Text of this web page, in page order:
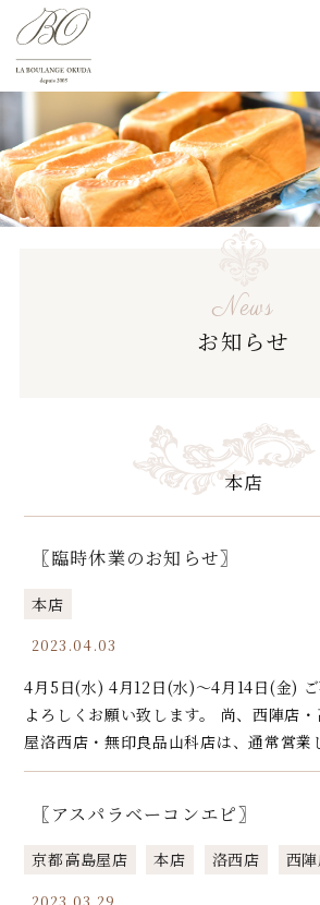
News
お知らせ
本店
〖臨時休業のお知らせ〗
本店
2023.04.03
4月5日(水) 4月12日(水)〜4月14日(金)
よろしくお願い致します。 尚、西陣店
屋洛西店・無印良品山科店は、通常営業
〖アスパラベーコンエピ〗
京都高島屋店 本店 洛西店 西
2023.03.29